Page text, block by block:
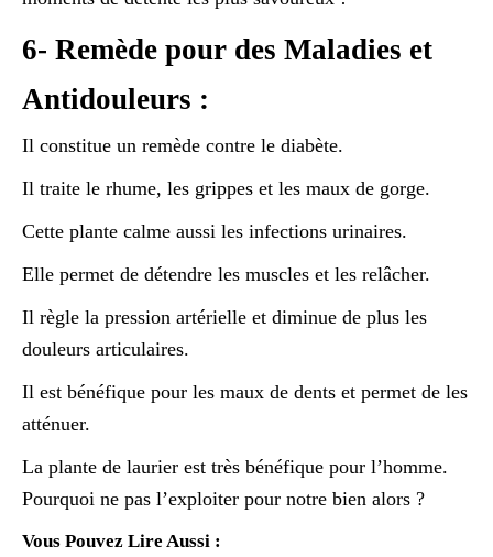
6- Remède pour des Maladies et
Antidouleurs :
Il constitue un remède contre le diabète.
Il traite le rhume, les grippes et les maux de gorge.
Cette plante calme aussi les infections urinaires.
Elle permet de détendre les muscles et les relâcher.
Il règle la pression artérielle et diminue de plus les
douleurs articulaires.
Il est bénéfique pour les maux de dents et permet de les
atténuer.
La plante de laurier est très bénéfique pour l’homme.
Pourquoi ne pas l’exploiter pour notre bien alors ?
Vous Pouvez Lire Aussi :